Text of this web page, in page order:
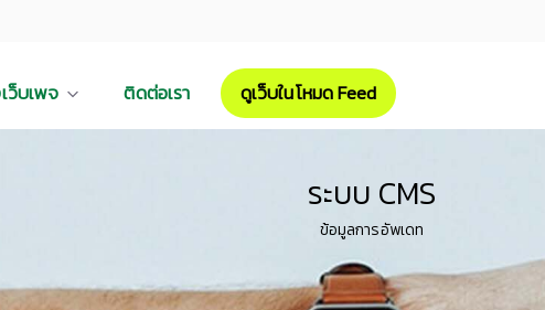
ว็บเพจ ติดต่อเรา ดูเว็บในโหมด Feed
ระบบ CMS
ข้อมูลการอัพเดท